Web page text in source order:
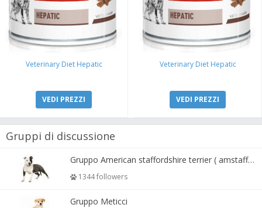
Veterinary Diet Hepatic
VEDI PREZZI
Veterinary Diet Hepatic
VEDI PREZZI
Gruppi di discussione
Gruppo American staffordshire terrier ( amstaff, amastaff )
1344 followers
Gruppo Meticci